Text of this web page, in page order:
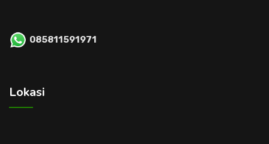
085811591971
Lokasi